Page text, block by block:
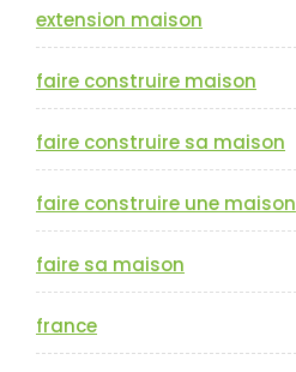
extension maison
faire construire maison
faire construire sa maison
faire construire une maison
faire sa maison
france